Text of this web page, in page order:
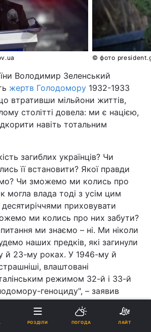
© фото
Володимир Зеленський
жертв Голодомору 1932-1933
втративши мільйони життів,
столітті довела: ми є нацією,
навіть тотальним
загиблих українців? Чи
її встановити? Якої правди
Чи зможемо ми колись про
могла влада тоді з усім цим
приховувати
ми колись про них забути?
ми знаємо – ні. Ми ніколи
наших предків, які загинули
й 23-му роках. У 1946-му й
влаштовані
режимом 32-й і 33-й
геноциду", – заявив
з нагоди Дня пам’яті
РОЗДІЛИ ПОГОДА ЛАЙТ